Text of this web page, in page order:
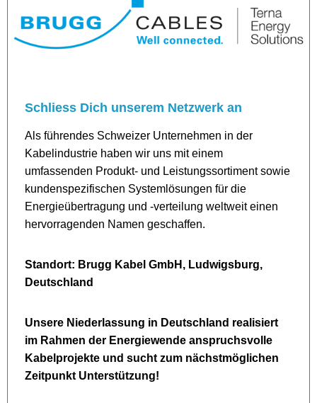
Schliess Dich unserem Netzwerk an
Als führendes Schweizer Unternehmen in der
Kabelindustrie haben wir uns mit einem
umfassenden Produkt- und Leistungssortiment sowie
kundenspezifischen Systemlösungen für die
Energieübertragung und -verteilung weltweit einen
hervorragenden Namen geschaffen.
Standort: Brugg Kabel GmbH, Ludwigsburg,
Deutschland
Unsere Niederlassung in Deutschland realisiert
im Rahmen der Energiewende anspruchsvolle
Kabelprojekte und sucht zum nächstmöglichen
Zeitpunkt Unterstützung!